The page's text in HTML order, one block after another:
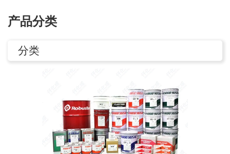
产品分类
分类
0755-86192801
FS2-7 700ml 249063 LUBE润滑脂